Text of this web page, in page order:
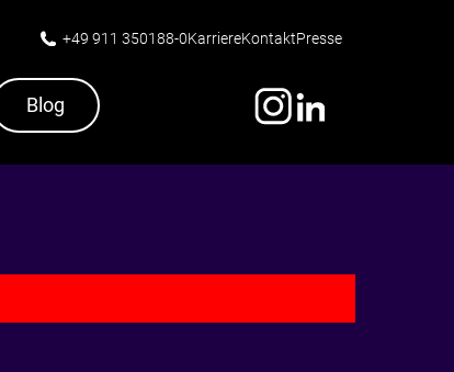
+49 911 350188-0KarriereKontaktPresse
Blog